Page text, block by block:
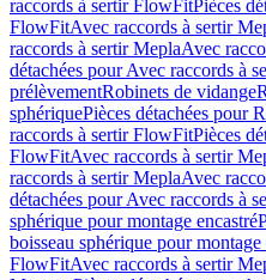
raccords à sertir FlowFitPièces
FlowFitAvec raccords à sertir
raccords à sertir MeplaAvec
détachées pour Avec raccords à
prélèvementRobinets de vidange
sphériquePièces détachées pour
raccords à sertir FlowFitPièces
FlowFitAvec raccords à sertir
raccords à sertir MeplaAvec
détachées pour Avec raccords à
sphérique pour montage encastré
boisseau sphérique pour montage
FlowFitAvec raccords à sertir